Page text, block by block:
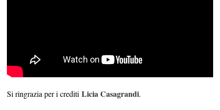
Si ringrazia per i crediti Licia Casagrandi.